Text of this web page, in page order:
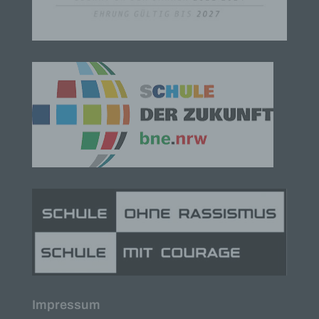
Impressum
Behörde, Einrichtung oder andere Stelle außer der
Auftragsverarbeiter und den Personen, die unter
Verantwortlichen oder des Auftragsverarbeiters
befugt sind, die personenbezogenen Daten zu
verarbeiten.
k) Einwilligung
Einwilligung ist jede von der betroffenen Person
freiwillig für den bestimmten Fall in informierter
Handlung, mit der die betroffene Person zu
verstehen gibt, dass sie mit der Verarbeitung der
einverstanden ist.